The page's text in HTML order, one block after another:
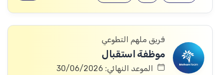
فريق ملهم التطوعي
موظفة استقبال
الموعد النهائي: 30/06/2026